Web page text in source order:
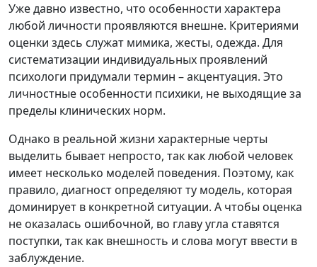
Уже давно известно, что особенности характера
любой личности проявляются внешне. Критериями
оценки здесь служат мимика, жесты, одежда. Для
систематизации индивидуальных проявлений
психологи придумали термин – акцентуация. Это
личностные особенности психики, не выходящие за
пределы клинических норм.
Однако в реальной жизни характерные черты
выделить бывает непросто, так как любой человек
имеет несколько моделей поведения. Поэтому, как
правило, диагност определяют ту модель, которая
доминирует в конкретной ситуации. А чтобы оценка
не оказалась ошибочной, во главу угла ставятся
поступки, так как внешность и слова могут ввести в
заблуждение.